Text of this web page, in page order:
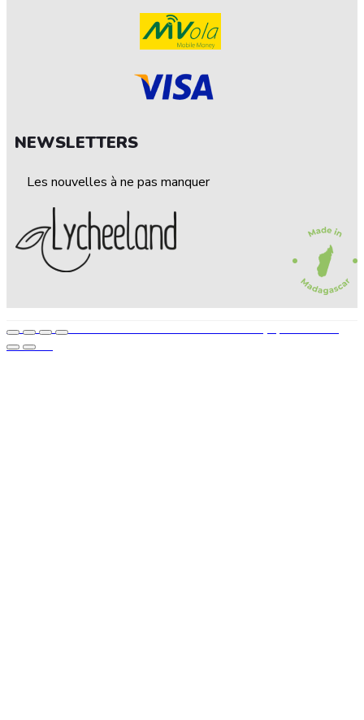
NEWSLETTERS
Les nouvelles à ne pas manquer
© 2022 — LEECHELAND. Tous droits réservés • Conçu par STEP UP
AGENCE